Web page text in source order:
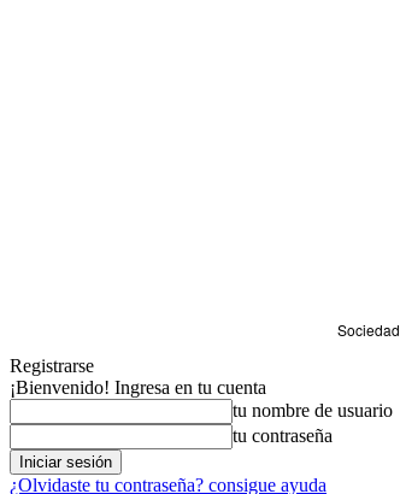
Sociedad
Registrarse
¡Bienvenido! Ingresa en tu cuenta
tu nombre de usuario
tu contraseña
¿Olvidaste tu contraseña? consigue ayuda